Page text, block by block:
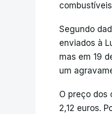
Segundo
enviados à
mas em 19
um
O preço dos
2,12 euros.